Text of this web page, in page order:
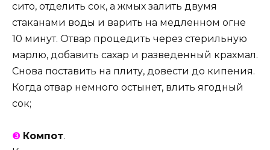
сито, отделить сок, а жмых залить двумя
стаканами воды и варить на медленном огне
10 минут. Отвар процедить через стерильную
марлю, добавить сахар и разведенный крахмал.
Снова поставить на плиту, довести до кипения.
Когда отвар немного остынет, влить ягодный
сок;
❸ Компот.